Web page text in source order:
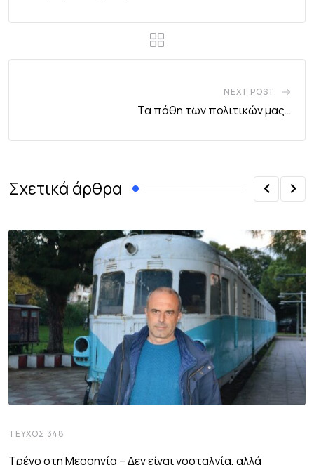
NEXT POST
Τα πάθη των πολιτικών μας…
Σχετικά άρθρα
ΤΕΎΧΟΣ 348
Τρένο στη Μεσσηνία – Δεν είναι νοσταλγία, αλλά